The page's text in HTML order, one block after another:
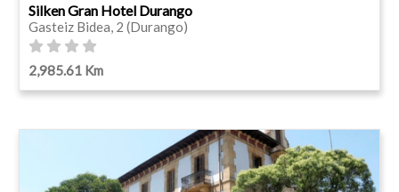
Silken Gran Hotel Durango
Gasteiz Bidea, 2 (Durango)
2,985.61 Km